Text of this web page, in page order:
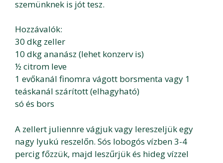
szemünknek is jót tesz.
Hozzávalók:
30 dkg zeller
10 dkg ananász (lehet konzerv is)
½ citrom leve
1 evőkanál finomra vágott borsmenta vagy 1
teáskanál szárított (elhagyható)
só és bors
A zellert juliennre vágjuk vagy lereszeljük egy
nagy lyukú reszelőn. Sós lobogós vízben 3-4
percig főzzük, majd leszűrjük és hideg vízzel